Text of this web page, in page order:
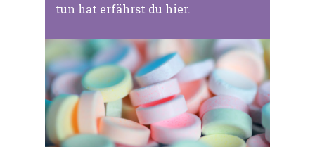
tun hat erfährst du hier.